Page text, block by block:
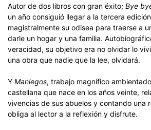
Autor de dos libros con gran éxito; Bye
un año consiguió llegar a la tercera
magistralmente su odisea para traerse a
darle un hogar y una familia.
veracidad, su objetivo era no olvidar lo
una obra que nadie que la lee, olvidará.
Y Maniegos, trabajo magnífico
castellana que nace en los años veinte,
vivencias de sus abuelos y contando una
obliga al lector a la reflexión y disfrute.